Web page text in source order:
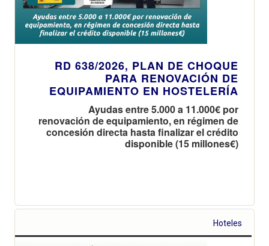
RD 638/2026, PLAN DE CHOQUE
PARA RENOVACIÓN DE
EQUIPAMIENTO EN HOSTELERÍA
Ayudas entre 5.000 a 11.000€ por
renovación de equipamiento, en régimen de
concesión directa hasta finalizar el crédito
disponible (15 millones€)
Hoteles